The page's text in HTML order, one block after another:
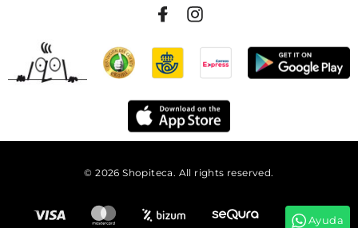
© 2026 Shopiteca. All rights reserved.
Ayuda